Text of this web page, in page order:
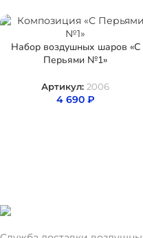
Набор воздушных шаров «С
Перьями №1»
Артикул: 2006
4 690 ₽